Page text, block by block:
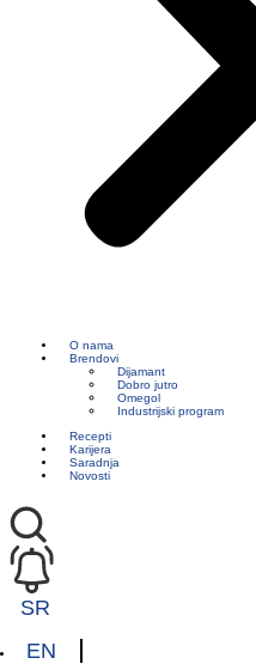
O nama
Brendovi
Dijamant
Dobro jutro
Omegol
Industrijski program
Recepti
Karijera
Saradnja
Novosti
SR
EN